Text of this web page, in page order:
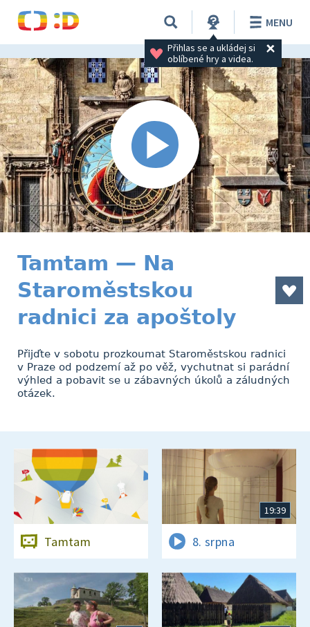
Přihlas se a ukládej si
oblíbené hry a videa.
MENU
Tamtam — Na
Staroměstskou
radnici za apoštoly
Přijďte v sobotu prozkoumat Staroměstskou radnici
v Praze od podzemí až po věž, vychutnat si parádní
výhled a pobavit se u zábavných úkolů a záludných
otázek.
Tamtam
19:39
8. srpna